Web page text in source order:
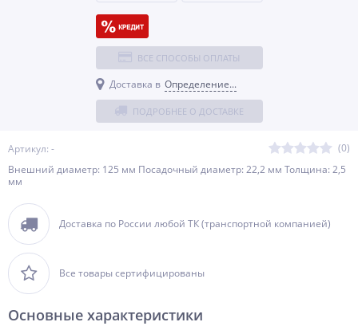
Артикул: -
(0)
Внешний диаметр: 125 мм Посадочный диаметр: 22,2 мм Толщина: 2,5
мм
Доставка по России любой ТК (транспортной компанией)
Все товары сертифицированы
ВСЕ СПОСОБЫ ОПЛАТЫ
Доставка в Определение...
ПОДРОБНЕЕ О ДОСТАВКЕ
Основные характеристики